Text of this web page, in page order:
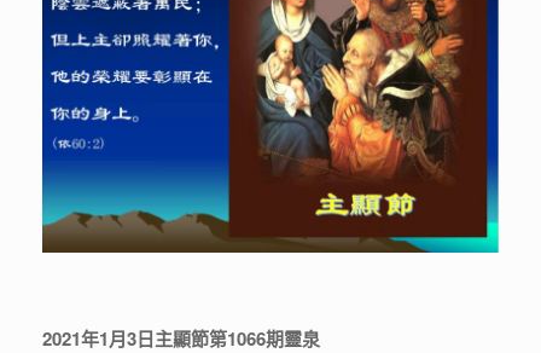
2021年1月3日主顯節第1066期靈泉